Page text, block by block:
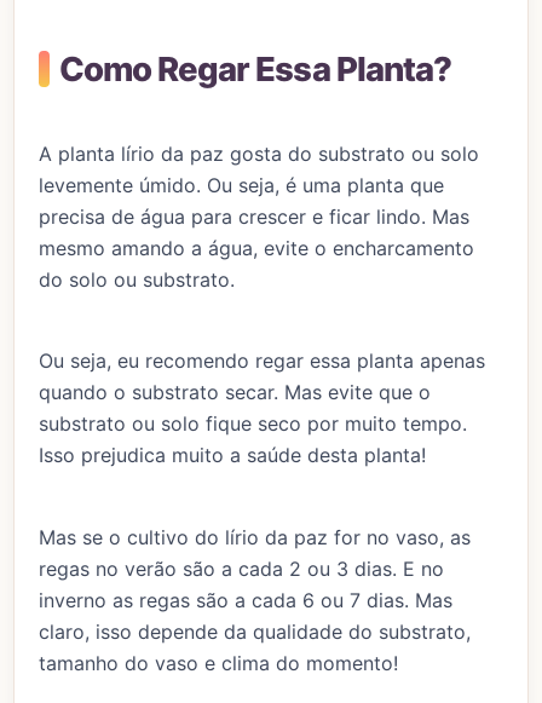
Como Regar Essa Planta?
A planta lírio da paz gosta do substrato ou solo
levemente úmido. Ou seja, é uma planta que
precisa de água para crescer e ficar lindo. Mas
mesmo amando a água, evite o encharcamento
do solo ou substrato.
Ou seja, eu recomendo regar essa planta apenas
quando o substrato secar. Mas evite que o
substrato ou solo fique seco por muito tempo.
Isso prejudica muito a saúde desta planta!
Mas se o cultivo do lírio da paz for no vaso, as
regas no verão são a cada 2 ou 3 dias. E no
inverno as regas são a cada 6 ou 7 dias. Mas
claro, isso depende da qualidade do substrato,
tamanho do vaso e clima do momento!